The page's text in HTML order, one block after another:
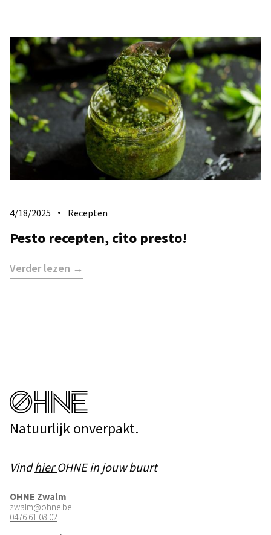
4/18/2025 Recepten
Pesto recepten, cito presto!
Verder lezen →
Natuurlijk onverpakt.
VindhierOHNE in jouw buurt
OHNE Zwalm
zwalm@ohne.be
0476 61 08 02